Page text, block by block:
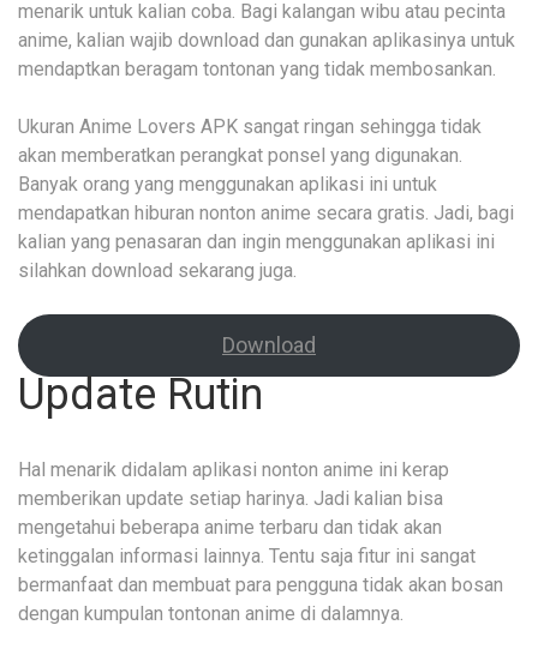
menarik untuk kalian coba. Bagi kalangan wibu atau pecinta
anime, kalian wajib download dan gunakan aplikasinya untuk
mendaptkan beragam tontonan yang tidak membosankan.
Ukuran Anime Lovers APK sangat ringan sehingga tidak
akan memberatkan perangkat ponsel yang digunakan.
Banyak orang yang menggunakan aplikasi ini untuk
mendapatkan hiburan nonton anime secara gratis. Jadi, bagi
kalian yang penasaran dan ingin menggunakan aplikasi ini
silahkan download sekarang juga.
Download
Update Rutin
Hal menarik didalam aplikasi nonton anime ini kerap
memberikan update setiap harinya. Jadi kalian bisa
mengetahui beberapa anime terbaru dan tidak akan
ketinggalan informasi lainnya. Tentu saja fitur ini sangat
bermanfaat dan membuat para pengguna tidak akan bosan
dengan kumpulan tontonan anime di dalamnya.